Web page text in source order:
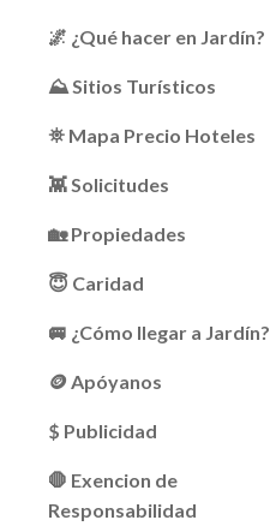
🌌 ¿Qué hacer en Jardín?
⛰ Sitios Turísticos
⛯ Mapa Precio Hoteles
👾 Solicitudes
🏡 Propiedades
😇 Caridad
🚐 ¿Cómo llegar a Jardín?
🪙 Apóyanos
$ Publicidad
🛑 Exencion de
Responsabilidad